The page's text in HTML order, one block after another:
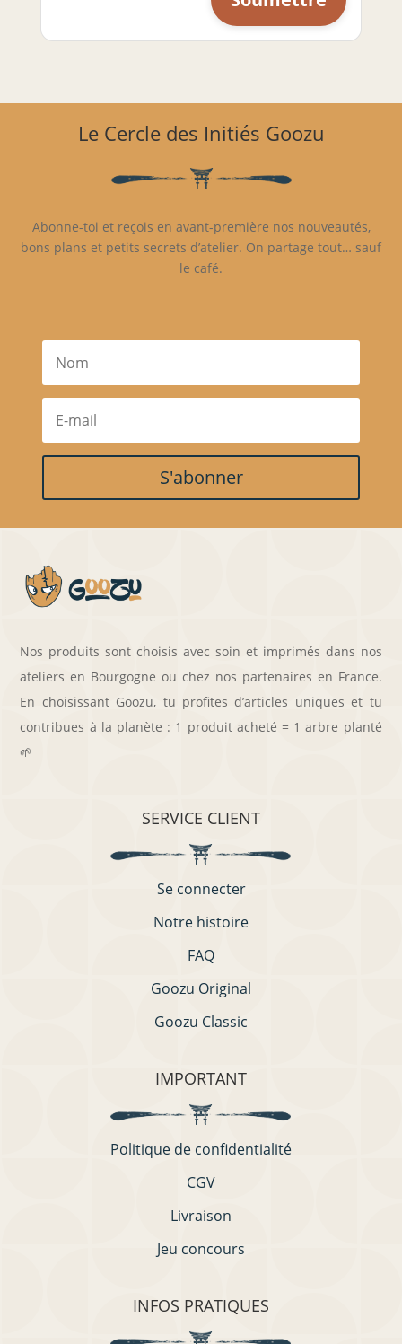
Le Cercle des Initiés Goozu
Abonne-toi et reçois en avant-première nos nouveautés,
bons plans et petits secrets d’atelier. On partage tout… sauf
le café.
S'abonner
Nos produits sont choisis avec soin et imprimés dans nos
ateliers en Bourgogne ou chez nos partenaires en France.
En choisissant Goozu, tu profites d’articles uniques et tu
contribues à la planète : 1 produit acheté = 1 arbre planté
🌱
SERVICE CLIENT
Se connecter
Notre histoire
FAQ
Goozu Original
Goozu Classic
IMPORTANT
Politique de confidentialité
CGV
Livraison
Jeu concours
INFOS PRATIQUES